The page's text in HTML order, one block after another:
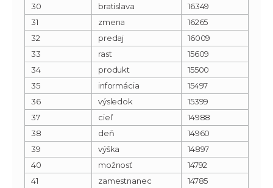
30
bratislava
16349
31
zmena
16265
32
predaj
16009
33
rast
15609
34
produkt
15500
35
informácia
15497
36
výsledok
15399
37
cieľ
14988
38
deň
14960
39
výška
14897
40
možnosť
14792
41
zamestnanec
14785